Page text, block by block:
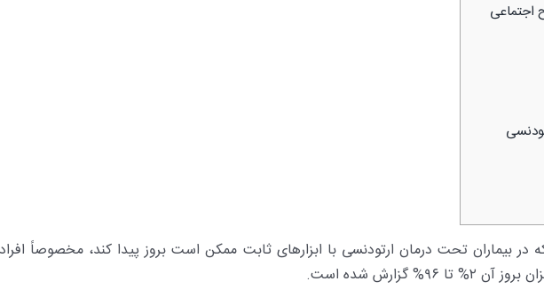
اجتماعی
در بیماران تحت درمان ارتودنسی با ابزارهای ثابت ممکن است بروز پیدا کند، مخصوصاً
شده است.